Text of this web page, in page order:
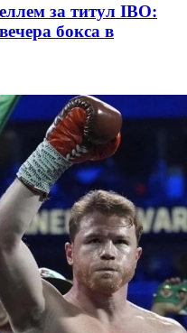
за титул IBO:
бокса в